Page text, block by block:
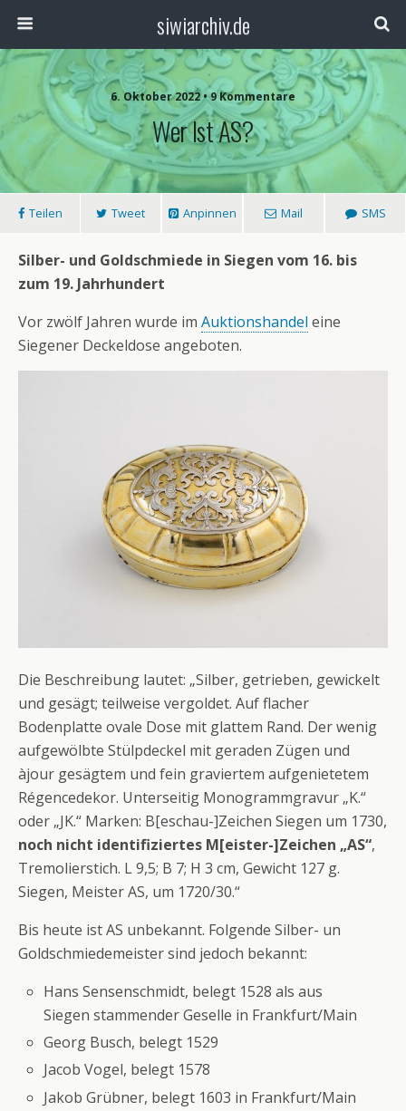
siwiarchiv.de
6. Oktober 2022 • 9 Kommentare
Wer Ist AS?
Teilen Tweet Anpinnen Mail SMS
Silber- und Goldschmiede in Siegen vom 16. bis
zum 19. Jahrhundert
Vor zwölf Jahren wurde im Auktionshandel eine
Siegener Deckeldose angeboten.
Die Beschreibung lautet: „Silber, getrieben, gewickelt
und gesägt; teilweise vergoldet. Auf flacher
Bodenplatte ovale Dose mit glattem Rand. Der wenig
aufgewölbte Stülpdeckel mit geraden Zügen und
àjour gesägtem und fein graviertem aufgenietetem
Régencedekor. Unterseitig Monogrammgravur „K.“
oder „JK.“ Marken: B[eschau-]Zeichen Siegen um 1730,
noch nicht identifiziertes M[eister-]Zeichen „AS“,
Tremolierstich. L 9,5; B 7; H 3 cm, Gewicht 127 g.
Siegen, Meister AS, um 1720/30.“
Bis heute ist AS unbekannt. Folgende Silber- un
Goldschmiedemeister sind jedoch bekannt:
Hans Sensenschmidt, belegt 1528 als aus
Siegen stammender Geselle in Frankfurt/Main
Georg Busch, belegt 1529
Jacob Vogel, belegt 1578
Jakob Grübner, belegt 1603 in Frankfurt/Main